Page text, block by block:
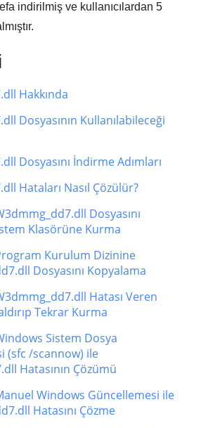
indirilmiş ve kullanıcılardan 5
Hakkında
Dosyasının Kullanılabileceği
Dosyasını İndirme Adımları
Hataları Nasıl Çözülür?
Dosyasını
Klasörüne Kurma
Kurulum Dizinine
Dosyasını Kopyalama
Hatası Veren
Tekrar Kurma
Sistem Dosya
(sfc /scannow) ile
Hatasının Çözümü
Windows Güncellemesi ile
Hatasını Çözme